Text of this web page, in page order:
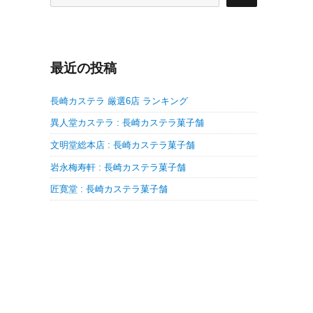
最近の投稿
長崎カステラ 厳選6店 ランキング
異人堂カステラ : 長崎カステラ菓子舗
文明堂総本店 : 長崎カステラ菓子舗
岩永梅寿軒 : 長崎カステラ菓子舗
匠寛堂 : 長崎カステラ菓子舗